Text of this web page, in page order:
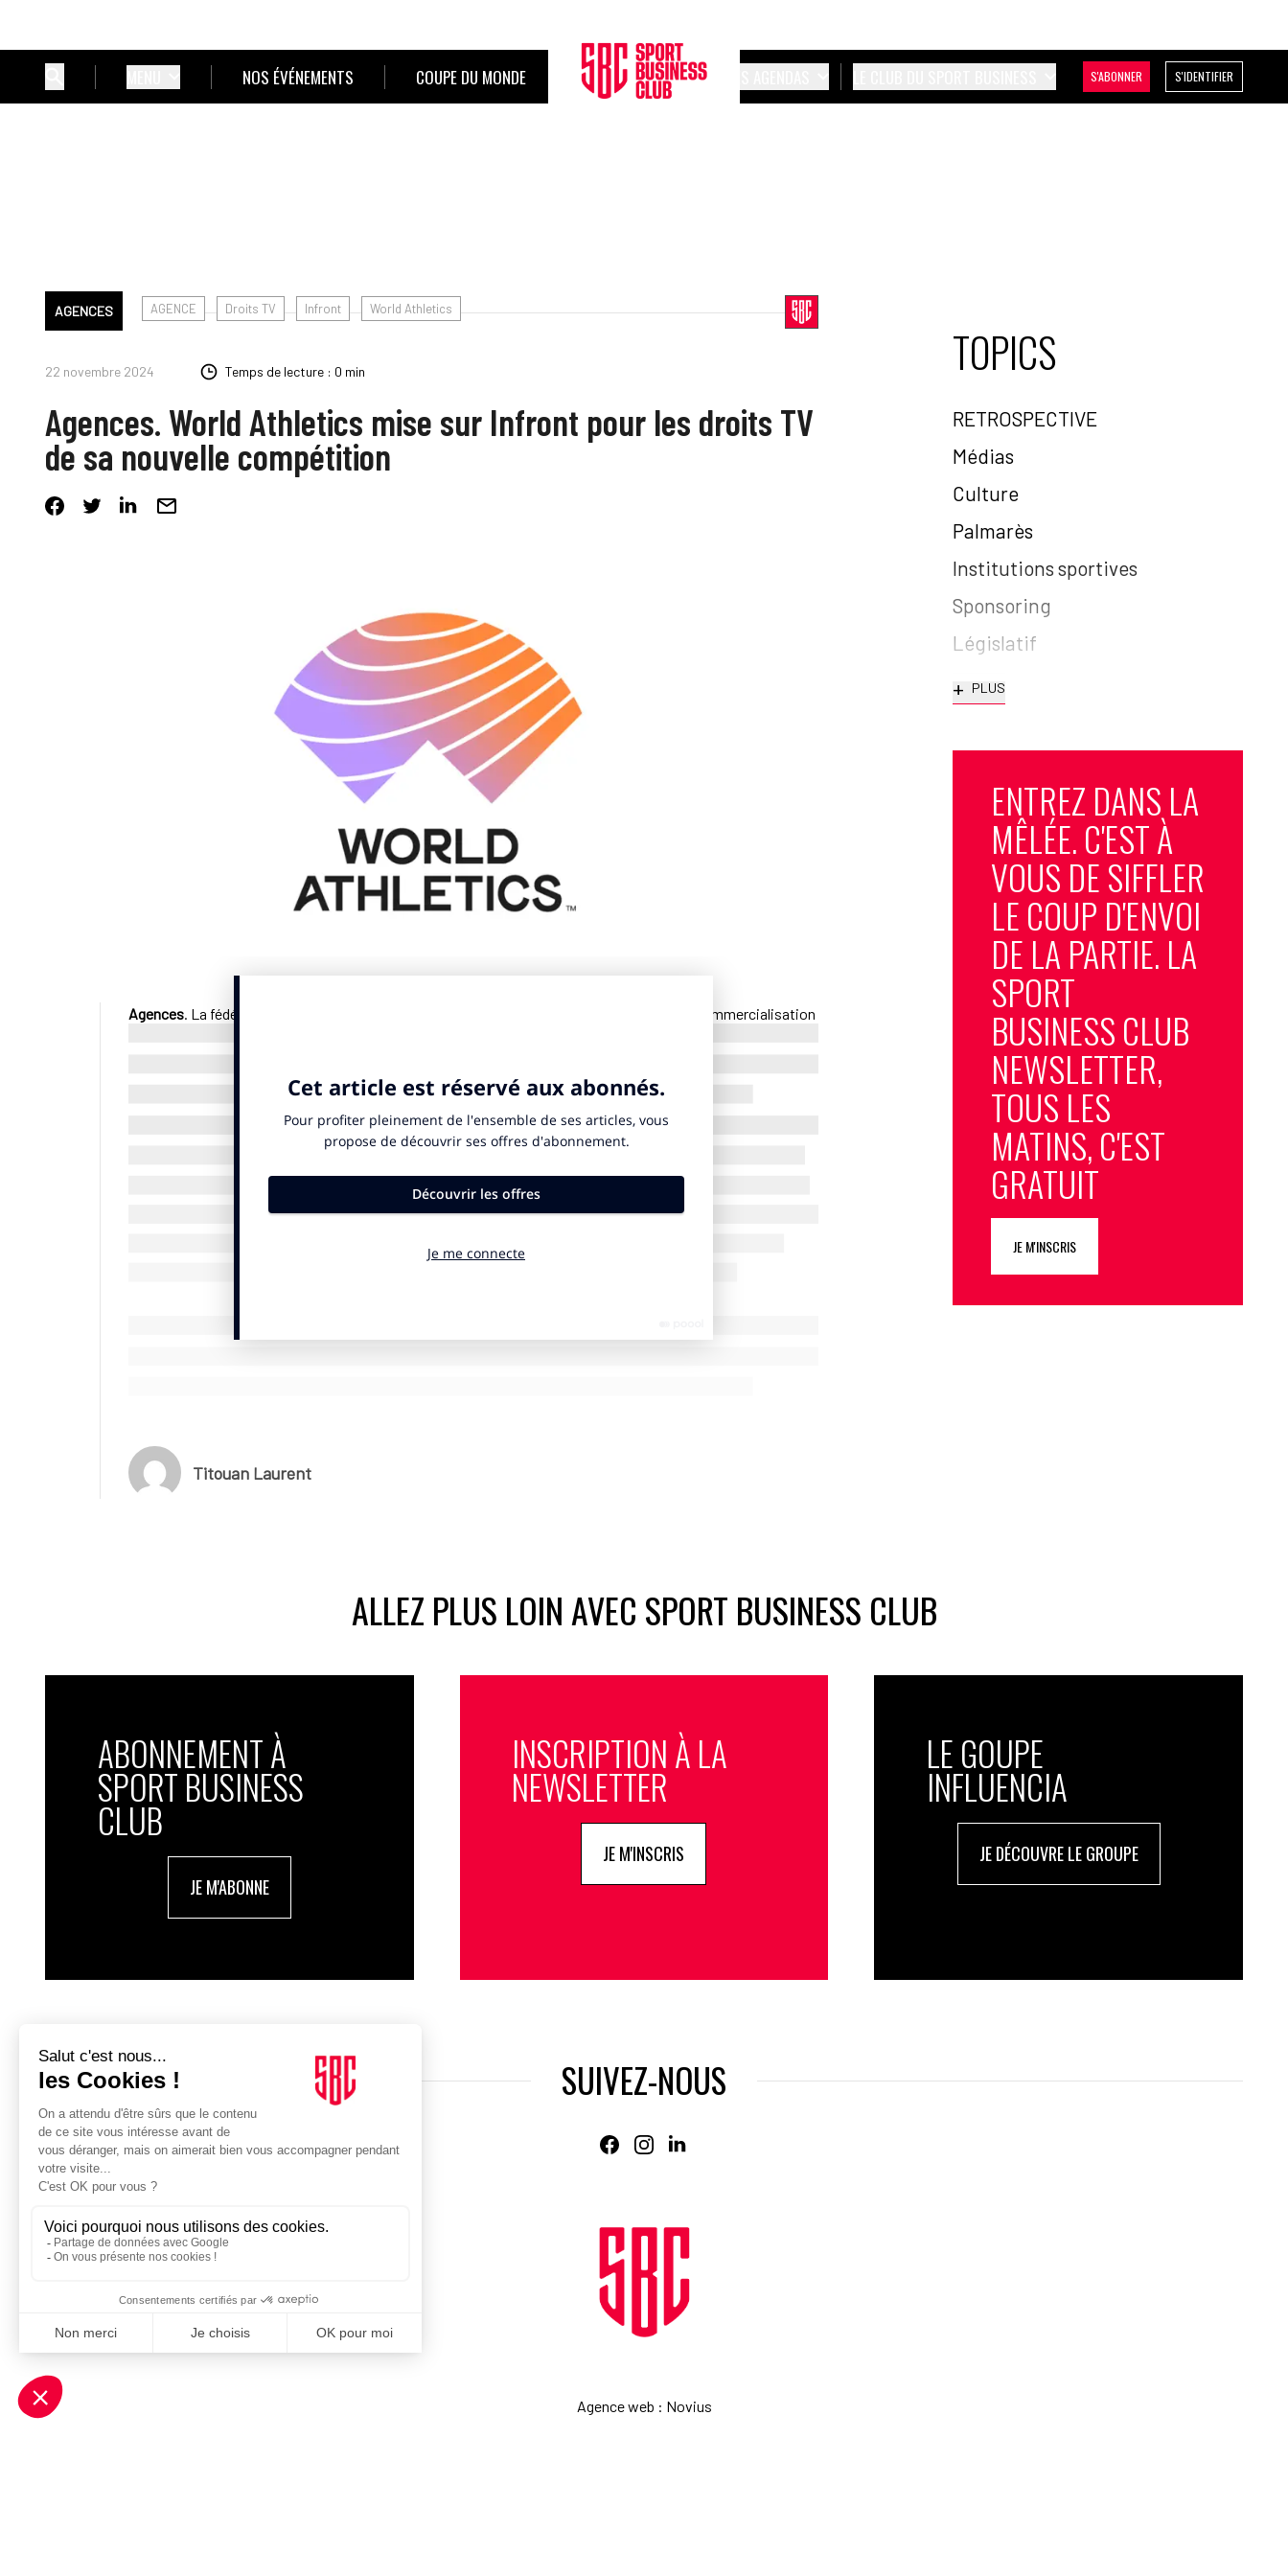
NOS ÉVÉNEMENTS COUPE DU MONDE S'ABONNER S'IDENTIFIER
AGENCES AGENCE Droits TV Infront World Athletics
22 novembre 2024 Temps de lecture : 0 min
Agences. World Athletics mise sur Infront pour les droits TV
de sa nouvelle compétition
Agences. La fédération Internationale d’Athlétisme (World Athletics) a choisi de confier la commercialisation
première édition se tiendra à Budapest en Hongrie du 11 au 13 septembre 2026. World Athletics a par ailleurs
producteur hôte. Cet événement de trois jours présentera 16 disciplines et 26 épreuves. Le prize-money de la
compétition s’élève à 10 millions de dollars.
Titouan Laurent
TOPICS
RETROSPECTIVE
Médias
Culture
Palmarès
Institutions sportives
Sponsoring
Législatif
+ PLUS
ENTREZ DANS LA
MÊLÉE. C'EST À
VOUS DE SIFFLER
LE COUP D'ENVOI
DE LA PARTIE. LA
SPORT
BUSINESS CLUB
NEWSLETTER,
TOUS LES
MATINS, C'EST
GRATUIT
JE M'INSCRIS
ALLEZ PLUS LOIN AVEC SPORT BUSINESS CLUB
ABONNEMENT À
SPORT BUSINESS
CLUB
JE M'ABONNE
INSCRIPTION À LA
NEWSLETTER
JE M'INSCRIS
LE GOUPE
INFLUENCIA
JE DÉCOUVRE LE GROUPE
SUIVEZ-NOUS
Agence web : Novius